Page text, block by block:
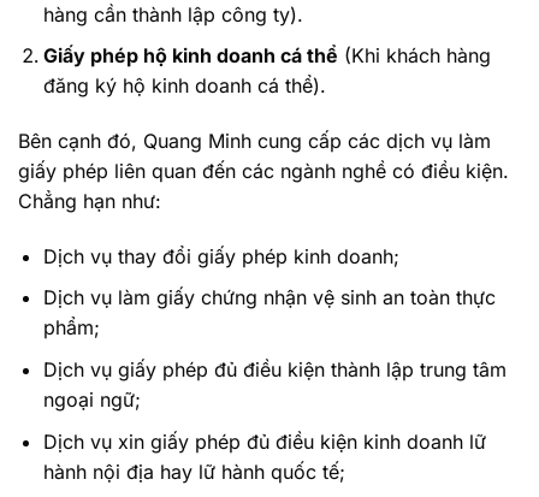
hàng cần thành lập công ty).
Giấy phép hộ kinh doanh cá thể (Khi khách hàng
đăng ký hộ kinh doanh cá thể).
Bên cạnh đó, Quang Minh cung cấp các dịch vụ làm
giấy phép liên quan đến các ngành nghề có điều kiện.
Chẳng hạn như:
Dịch vụ thay đổi giấy phép kinh doanh;
Dịch vụ làm giấy chứng nhận vệ sinh an toàn thực
phẩm;
Dịch vụ giấy phép đủ điều kiện thành lập trung tâm
ngoại ngữ;
Dịch vụ xin giấy phép đủ điều kiện kinh doanh lữ
hành nội địa hay lữ hành quốc tế;